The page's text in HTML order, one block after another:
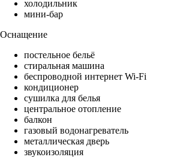
холодильник
мини-бар
Оснащение
постельное бельё
стиральная машина
беспроводной интернет Wi-Fi
кондиционер
сушилка для белья
центральное отопление
балкон
газовый водонагреватель
металлическая дверь
звукоизоляция